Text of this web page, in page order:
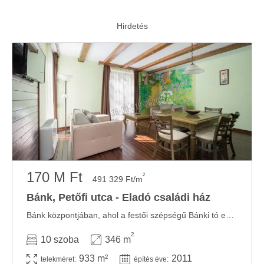
170 M Ft 491 329 Ft/m2
Bánk, Petőfi utca - Eladó családi ház
10 szoba 346 m
2
telekméret: 933 m² építés éve: 2011